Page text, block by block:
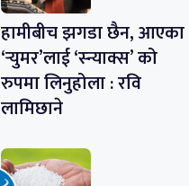
हामीबीच झगडा छैन, आएका
‘र्‍युमर’लाई ‘स्न्याक्स’ को
रुपमा लिनुहोला : रवि
लामिछाने